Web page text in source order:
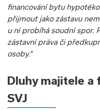
financování bytu
přijmout jako zástavu
u ní probíhá soudní spor.
zástavní práva či
osoby.“
Dluhy majitele a
SVJ